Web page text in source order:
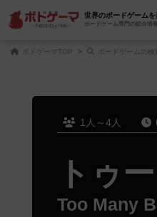
世界のボードゲームを
ボードゲーム専門の総合情
ボドゲーマTOP ボードゲームの検
1人～4人
トゥ
Too Many